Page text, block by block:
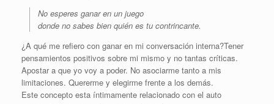
No esperes ganar en un juego
donde no sabes bien quién es tu contrincante.
¿A qué me refiero con ganar en mi conversación interna?Tener
pensamientos positivos sobre mi mismo y no tantas críticas.
Apostar a que yo voy a poder. No asociarme tanto a mis
limitaciones. Quererme y elegirme frente a los demás.
Este concepto esta íntimamente relacionado con el auto